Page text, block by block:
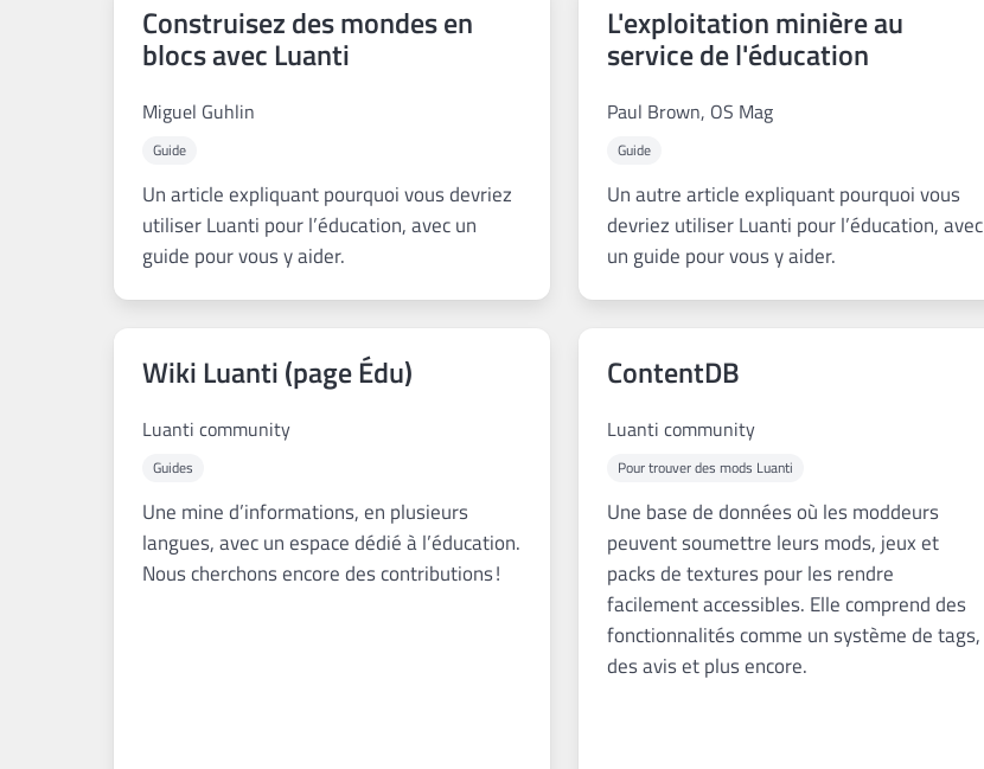
Construisez des mondes en
blocs avec Luanti
Miguel Guhlin
Guide
Un article expliquant pourquoi vous devriez
utiliser Luanti pour l’éducation, avec un
guide pour vous y aider.
L'exploitation minière au
service de l'éducation
Paul Brown, OS Mag
Guide
Un autre article expliquant pourquoi vous
devriez utiliser Luanti pour l’éducation, avec
un guide pour vous y aider.
Wiki Luanti (page Édu)
Luanti community
Guides
Une mine d’informations, en plusieurs
langues, avec un espace dédié à l’éducation.
Nous cherchons encore des contributions !
ContentDB
Luanti community
Pour trouver des mods Luanti
Une base de données où les moddeurs
peuvent soumettre leurs mods, jeux et
packs de textures pour les rendre
facilement accessibles. Elle comprend des
fonctionnalités comme un système de tags,
des avis et plus encore.